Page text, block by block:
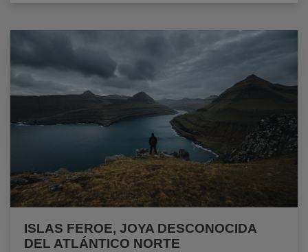
ISLAS FEROE, JOYA DESCONOCIDA
DEL ATLÁNTICO NORTE